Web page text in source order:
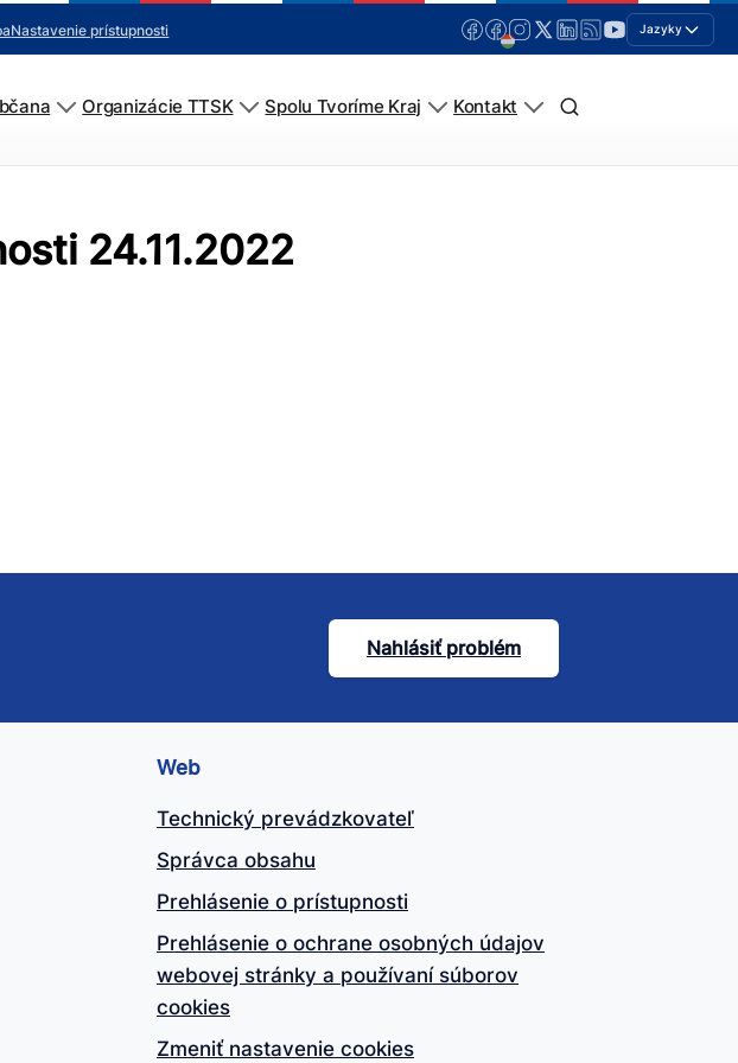
Nastavenie prístupnosti Jazyky
Organizácie TTSK Spolu Tvoríme Kraj Kontakt
24.11.2022
Nahlásiť problém
Web
Technický prevádzkovateľ
Správca obsahu
Prehlásenie o prístupnosti
Prehlásenie o ochrane osobných údajov
webovej stránky a používaní súborov
cookies
Zmeniť nastavenie cookies